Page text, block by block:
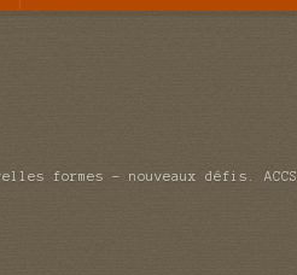
formes – nouveaux défis. ACCS